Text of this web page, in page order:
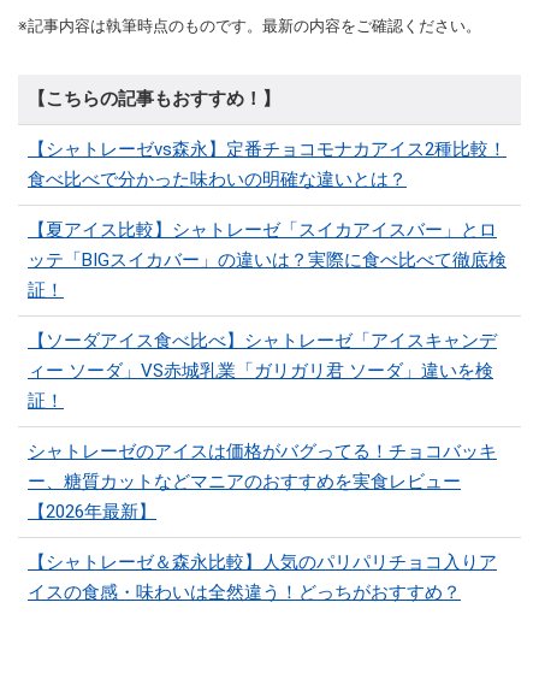
※記事内容は執筆時点のものです。最新の内容をご確認ください。
【こちらの記事もおすすめ！】
【シャトレーゼvs森永】定番チョコモナカアイス2種比較！
食べ比べで分かった味わいの明確な違いとは？
【夏アイス比較】シャトレーゼ「スイカアイスバー」とロ
ッテ「BIGスイカバー」の違いは？実際に食べ比べて徹底検
証！
【ソーダアイス食べ比べ】シャトレーゼ「アイスキャンデ
ィー ソーダ」VS赤城乳業「ガリガリ君 ソーダ」違いを検
証！
シャトレーゼのアイスは価格がバグってる！チョコバッキ
ー、糖質カットなどマニアのおすすめを実食レビュー
【2026年最新】
【シャトレーゼ＆森永比較】人気のパリパリチョコ入りア
イスの食感・味わいは全然違う！どっちがおすすめ？